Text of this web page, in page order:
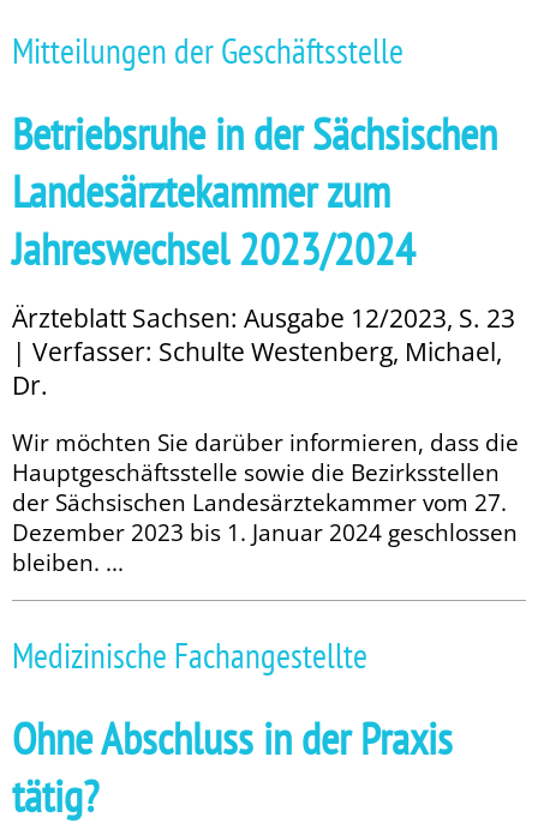
Mitteilungen der Geschäftsstelle
Betriebsruhe in der Sächsischen
Landesärztekammer zum
Jahreswechsel 2023/2024
Ärzteblatt Sachsen: Ausgabe 12/2023, S. 23
| Verfasser: Schulte Westenberg, Michael,
Dr.
Wir möchten Sie darüber informieren, dass die
Hauptgeschäftsstelle sowie die Bezirksstellen
der Sächsischen Lan­­desärztekammer vom 27.
Dezember 2023 bis 1. Januar 2024 geschlossen
bleiben. ...
Medizinische Fachangestellte
Ohne Abschluss in der Praxis
tätig?